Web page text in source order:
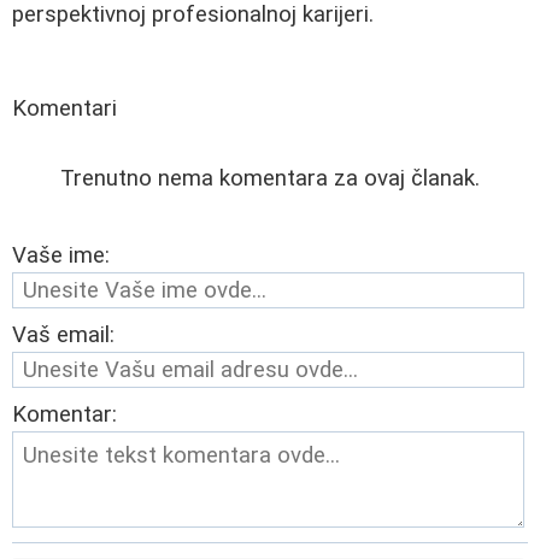
perspektivnoj profesionalnoj karijeri.
Komentari
Trenutno nema komentara za ovaj članak.
Vaše ime:
Vaš email:
Komentar: